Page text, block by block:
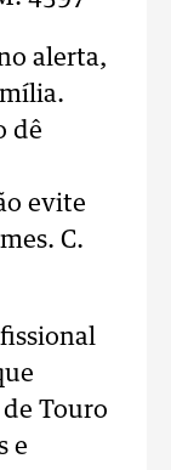
alerta,
dê
evite
C.
Touro
e